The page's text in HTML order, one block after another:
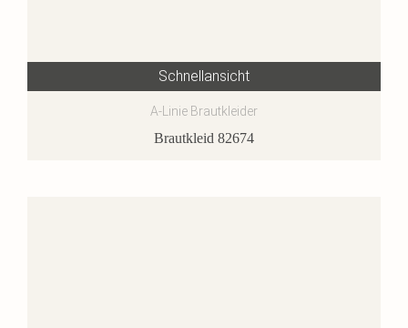
Schnellansicht
A-Linie Brautkleider
Brautkleid 82674